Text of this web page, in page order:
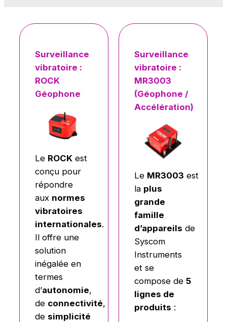
Surveillance
vibratoire :
ROCK
Géophone
Le ROCK est
conçu pour
répondre
aux normes
vibratoires
internationales.
Il offre une
solution
inégalée en
termes
d’autonomie,
de connectivité,
de simplicité
Surveillance
vibratoire :
MR3003
(Géophone /
Accélération)
Le MR3003 est
la plus
grande
famille
d’appareils de
Syscom
Instruments
et se
compose de 5
lignes de
produits :